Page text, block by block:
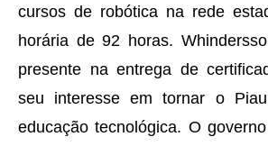
cursos de robótica na rede
horária de 92 horas.
presente na entrega de
seu interesse em tornar o
educação tecnológica. O